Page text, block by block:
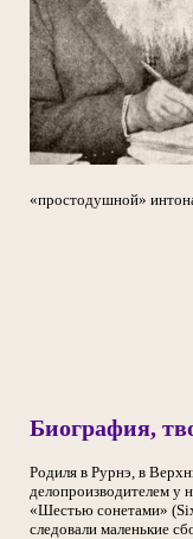
«простодушной»
Биография,
Родиля в Рурнэ, в
делопроизводителем
«Шестью сонетами»
следовали маленькие